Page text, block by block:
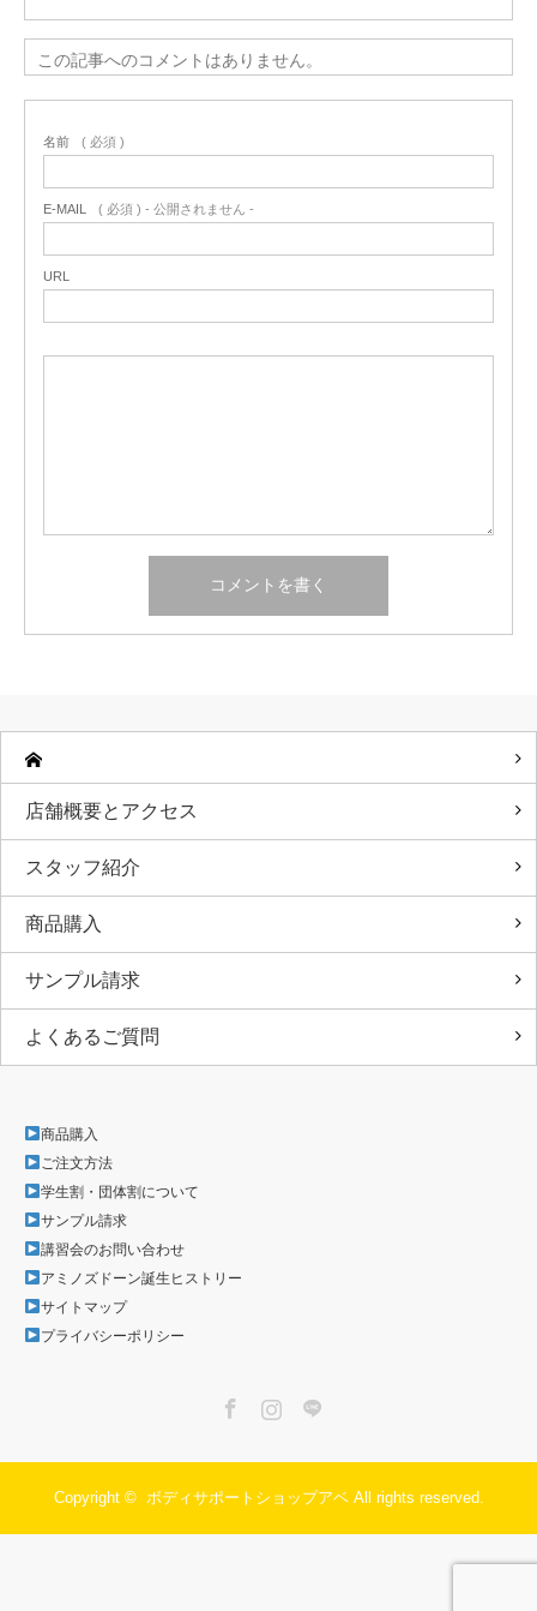
この記事へのコメントはありません。
名前 ( 必須 )
E-MAIL ( 必須 ) - 公開されません -
URL
店舗概要とアクセス
スタッフ紹介
商品購入
サンプル請求
よくあるご質問
商品購入
ご注文方法
学生割・団体割について
サンプル請求
講習会のお問い合わせ
アミノズドーン誕生ヒストリー
サイトマップ
プライバシーポリシー
Copyright © ボディサポートショップアベAll rights reserved.